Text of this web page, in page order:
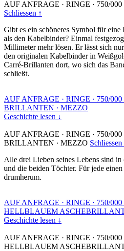
AUF ANFRAGE · RINGE · 750/
Schliessen ↑
Gibt es ein schöneres Symbol für
als den Kabelbinder? Einmal
Millimeter mehr lösen. Er lässt sich
den originalen Kabelbinder in
Carré-Brillanten dort, wo sich das
schließt.
AUF ANFRAGE · RINGE · 750/
BRILLANTEN · MEZZO
Geschichte lesen ↓
AUF ANFRAGE · RINGE · 750/
BRILLANTEN · MEZZO Schliessen
Alle drei Lieben seines Lebens sind
und die beiden Töchter. Für jede
drumherum.
AUF ANFRAGE · RINGE · 750/
HELLBLAUEM
Geschichte lesen ↓
AUF ANFRAGE · RINGE · 750/
HELLBLAUEM